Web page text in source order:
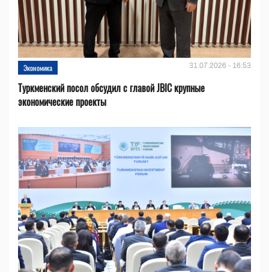
Экономика 31.07.2026 - 16:53
Туркменский посол обсудил с главой JBIC крупные
экономические проекты